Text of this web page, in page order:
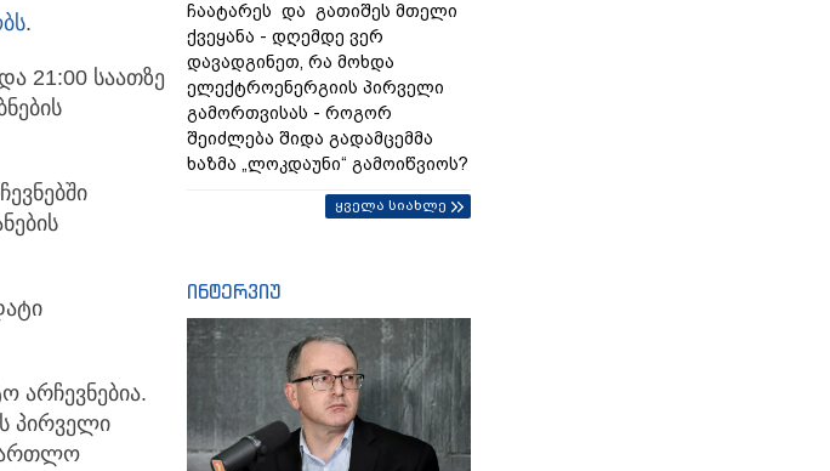
.
21:00 საათზე
არჩევნებია.
პირველი
ჩაატარეს და გათიშეს მთელი
ქვეყანა - დღემდე ვერ
დავადგინეთ, რა მოხდა
ელექტროენერგიის პირველი
გამორთვისას - როგორ
შეიძლება შიდა გადამცემმა
ხაზმა „ლოკდაუნი“ გამოიწვიოს?
ყველა სიახლე
ინტერვიუ